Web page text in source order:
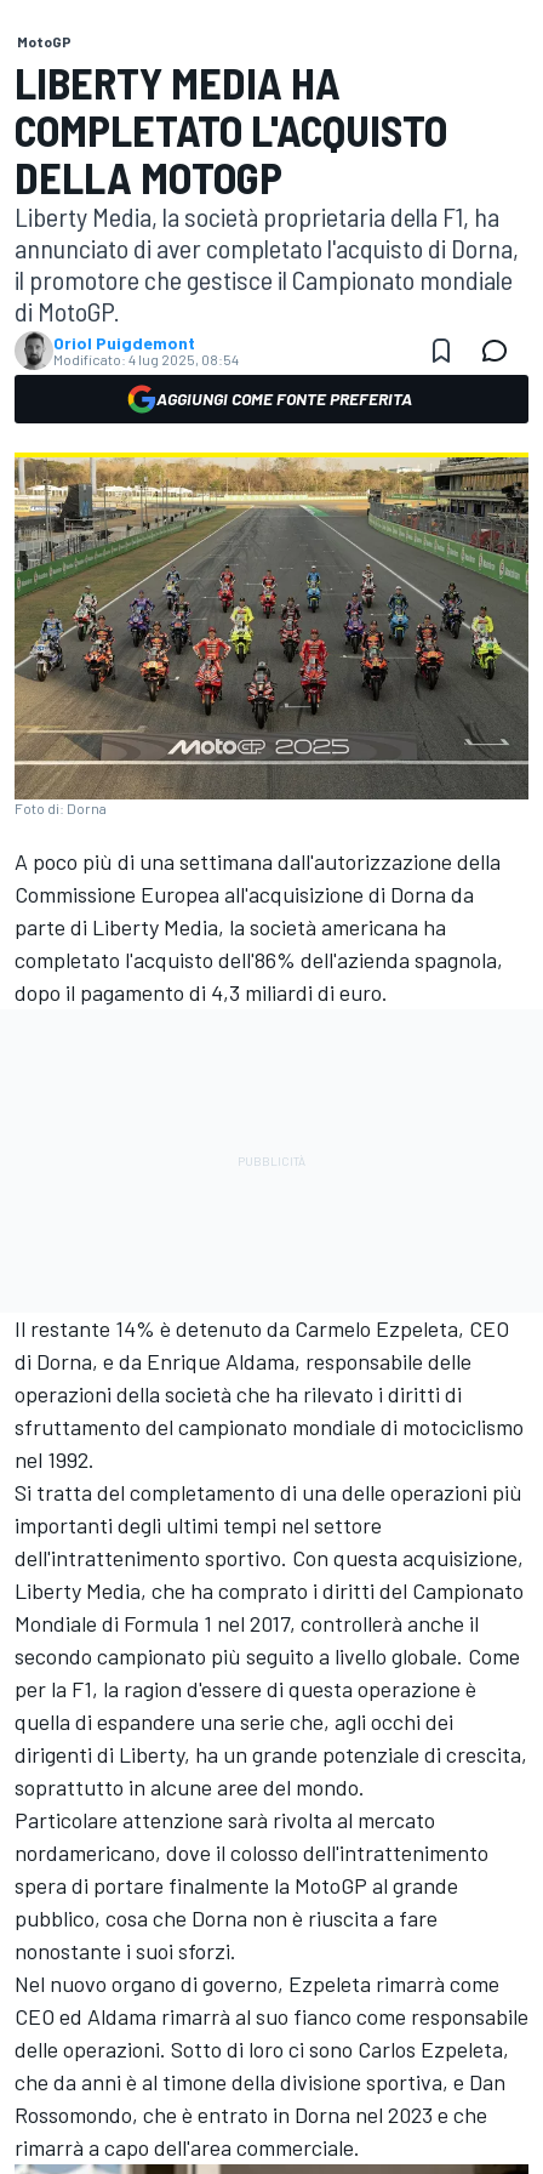
MotoGP
LIBERTY MEDIA HA
COMPLETATO L'ACQUISTO
DELLA MOTOGP
Liberty Media, la società proprietaria della F1, ha
annunciato di aver completato l'acquisto di Dorna,
il promotore che gestisce il Campionato mondiale
di MotoGP.
Oriol Puigdemont
Modificato: 4 lug 2025, 08:54
AGGIUNGI COME FONTE PREFERITA
Foto di: Dorna
A poco più di una settimana dall'autorizzazione della
Commissione Europea all'acquisizione di Dorna da
parte di Liberty Media, la società americana ha
completato l'acquisto dell'86% dell'azienda spagnola,
dopo il pagamento di 4,3 miliardi di euro.
Il restante 14% è detenuto da Carmelo Ezpeleta, CEO
di Dorna, e da Enrique Aldama, responsabile delle
operazioni della società che ha rilevato i diritti di
sfruttamento del campionato mondiale di motociclismo
nel 1992.
Si tratta del completamento di una delle operazioni più
importanti degli ultimi tempi nel settore
dell'intrattenimento sportivo. Con questa acquisizione,
Liberty Media, che ha comprato i diritti del Campionato
Mondiale di Formula 1 nel 2017, controllerà anche il
secondo campionato più seguito a livello globale. Come
per la F1, la ragion d'essere di questa operazione è
quella di espandere una serie che, agli occhi dei
dirigenti di Liberty, ha un grande potenziale di crescita,
soprattutto in alcune aree del mondo.
Particolare attenzione sarà rivolta al mercato
nordamericano, dove il colosso dell'intrattenimento
spera di portare finalmente la MotoGP al grande
pubblico, cosa che Dorna non è riuscita a fare
nonostante i suoi sforzi.
Nel nuovo organo di governo, Ezpeleta rimarrà come
CEO ed Aldama rimarrà al suo fianco come responsabile
delle operazioni. Sotto di loro ci sono Carlos Ezpeleta,
che da anni è al timone della divisione sportiva, e Dan
Rossomondo, che è entrato in Dorna nel 2023 e che
rimarrà a capo dell'area commerciale.